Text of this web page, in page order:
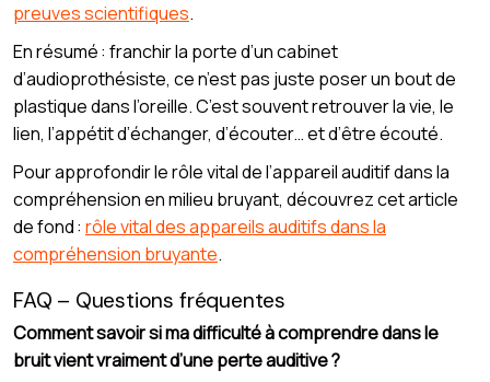
preuves scientifiques.
En résumé : franchir la porte d’un cabinet
d’audioprothésiste, ce n’est pas juste poser un bout de
plastique dans l’oreille. C’est souvent retrouver la vie, le
lien, l’appétit d’échanger, d’écouter… et d’être écouté.
Pour approfondir le rôle vital de l’appareil auditif dans la
compréhension en milieu bruyant, découvrez cet article
de fond : rôle vital des appareils auditifs dans la
compréhension bruyante.
FAQ – Questions fréquentes
Comment savoir si ma difficulté à comprendre dans le
bruit vient vraiment d’une perte auditive ?